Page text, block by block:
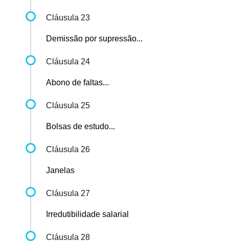
Cláusula 23
Demissão por supressão...
Cláusula 24
Abono de faltas...
Cláusula 25
Bolsas de estudo...
Cláusula 26
Janelas
Cláusula 27
Irredutibilidade salarial
Cláusula 28